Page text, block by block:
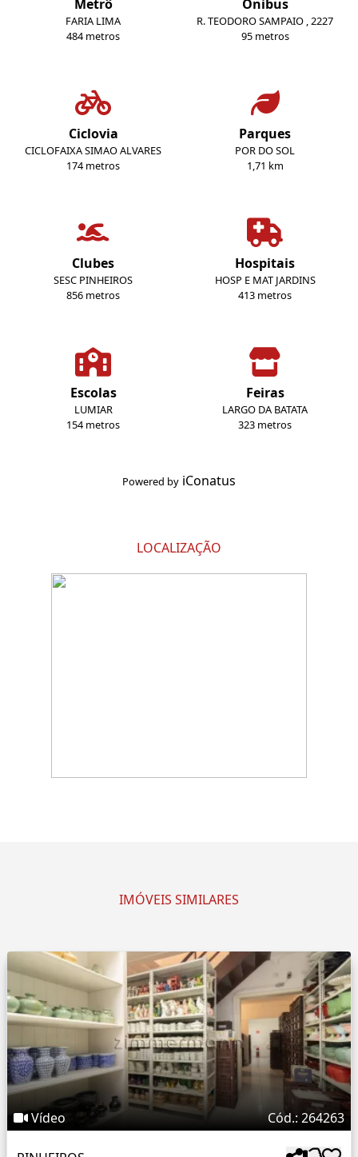
Metrô
FARIA LIMA
484 metros
Ônibus
R. TEODORO SAMPAIO , 2227
95 metros
Ciclovia
CICLOFAIXA SIMAO ALVARES
174 metros
Parques
POR DO SOL
1,71 km
Clubes
SESC PINHEIROS
856 metros
Hospitais
HOSP E MAT JARDINS
413 metros
Escolas
LUMIAR
154 metros
Feiras
LARGO DA BATATA
323 metros
Powered by iConatus
LOCALIZAÇÃO
IMÓVEIS SIMILARES
Vídeo Cód.: 264263